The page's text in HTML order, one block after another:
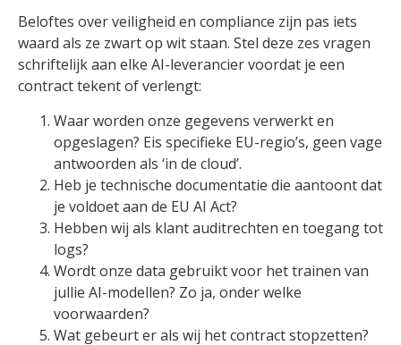
Beloftes over veiligheid en compliance zijn pas iets
waard als ze zwart op wit staan. Stel deze zes vragen
schriftelijk aan elke AI-leverancier voordat je een
contract tekent of verlengt:
Waar worden onze gegevens verwerkt en
opgeslagen? Eis specifieke EU-regio’s, geen vage
antwoorden als ‘in de cloud’.
Heb je technische documentatie die aantoont dat
je voldoet aan de EU AI Act?
Hebben wij als klant auditrechten en toegang tot
logs?
Wordt onze data gebruikt voor het trainen van
jullie AI-modellen? Zo ja, onder welke
voorwaarden?
Wat gebeurt er als wij het contract stopzetten?